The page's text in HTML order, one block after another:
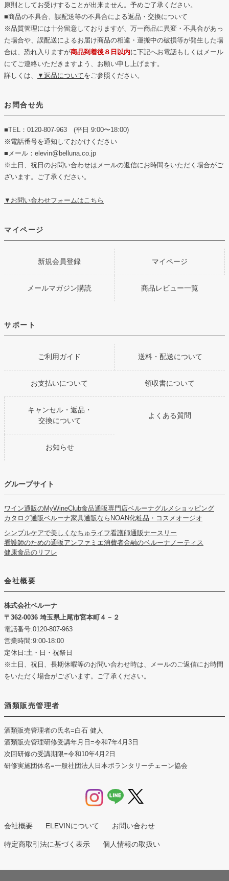
原則としてお受けすることが出来ません。予めご了承ください。
■商品の不具合、誤配送等の不具合による返品・交換について
※品質管理には十分留意しておりますが、万一商品に異変・不具合があっ
た場合や、誤配送によるお届け商品の相違・運搬中の破損等が発生した場
合は、恐れ入りますが商品到着後８日以内に下記へお電話もしくはメール
にてご連絡いただきますよう、お願い申し上げます。
詳しくは、
▼返品についてをご参照ください。
お問合せ先
■TEL：0120-807-963 (平日 9:00〜18:00)
※電話番号を通知しておかけください
■メール：elevin@belluna.co.jp
※土日、祝日のお問い合わせはメールの返信にお時間をいただく場合がご
ざいます。ご了承ください。
▼お問い合わせフォームはこちら
マイページ
新規会員登録 マイページ
メールマガジン購読 商品レビュー一覧
サポート
ご利用ガイド 送料・配送について
お支払いについて 領収書について
キャンセル・返品・
交換について
よくある質問
お知らせ
グループサイト
ワイン通販のMyWineClub食品通販専門店ベルーナグルメショッピング
カタログ通販ベルーナ家具通販ならNOAN化粧品・コスメオージオ
シンプルケアで美しくなちゅライフ看護師通販ナースリー
看護師のための通販アンファミエ消費者金融のベルーナノーティス
健康食品のリフレ
会社概要
株式会社ベルーナ
362-0036 埼玉県上尾市宮本町４－２
電話番号:0120-807-963
営業時間:9:00-18:00
定休日:土・日・祝祭日
※土日、祝日、長期休暇等のお問い合わせ時は、メールのご返信にお時間
をいただく場合がございます。ご了承ください。
酒類販売管理者
酒類販売管理者の氏名=白石 健人
酒類販売管理研修受講年月日=令和7年4月3日
次回研修の受講期限=令和10年4月2日
研修実施団体名=一般社団法人日本ボランタリーチェーン協会
会社概要 ELEVINについて お問い合わせ
特定商取引法に基づく表示 個人情報の取扱い